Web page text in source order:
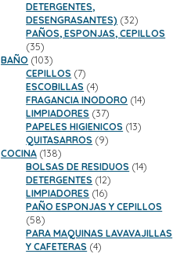
DETERGENTES,
DESENGRASANTES) 3232
productos
PAÑOS, ESPONJAS, CEPILLOS
3535
productos
BAÑO 103103
productos
CEPILLOS 77
productos
ESCOBILLAS 44
productos
FRAGANCIA INODORO 1414
LIMPIADORES 3737
productos
PAPELES HIGIENICOS 1313
QUITASARROS 99
COCINA 138138
productos
BOLSAS DE RESIDUOS 1414
DETERGENTES 1212
productos
LIMPIADORES 1616
productos
PAÑO ESPONJAS Y CEPILLOS
5858
productos
PARA MAQUINAS LAVAVAJILLAS
Y CAFETERAS 44